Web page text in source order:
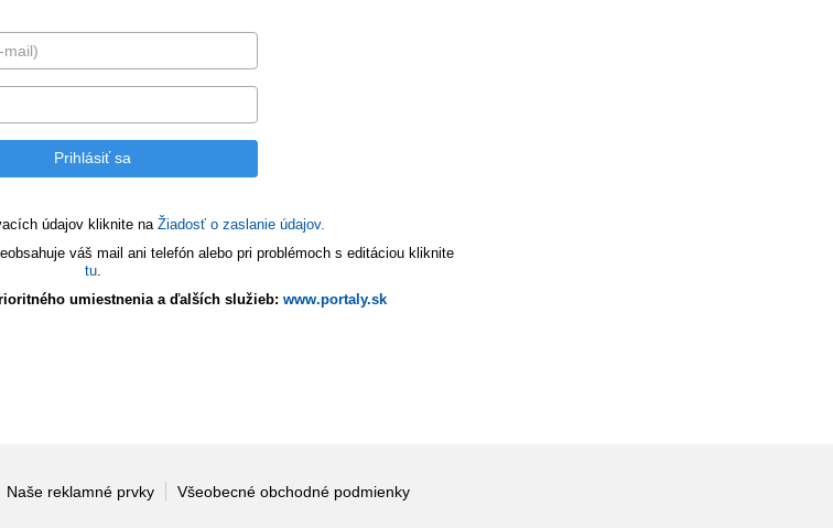
údajov kliknite na Žiadosť o zaslanie údajov.
váš mail ani telefón alebo pri problémoch s editáciou kliknite
tu.
umiestnenia a ďalších služieb: www.portaly.sk
Naše reklamné prvky Všeobecné obchodné podmienky